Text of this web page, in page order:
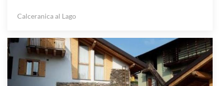
Calceranica al Lago